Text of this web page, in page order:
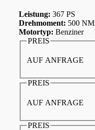
Leistung: 367 PS
Drehmoment: 500 NM
Motortyp: Benziner
PREIS
AUF ANFRAGE
PREIS
AUF ANFRAGE
PREIS